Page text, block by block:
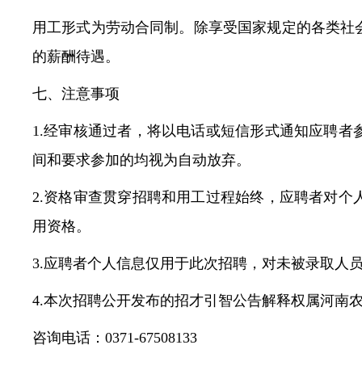
用工形式为劳动合同制。除享受国家规定的各类
的薪酬待遇。
七、注意事项
1.经审核通过者，将以电话或短信形式通知应聘
间和要求参加的均视为自动放弃。
2.资格审查贯穿招聘和用工过程始终，应聘者对
用资格。
3.应聘者个人信息仅用于此次招聘，对未被录取人
4.本次招聘公开发布的招才引智公告解释权属河南
咨询电话：0371-67508133